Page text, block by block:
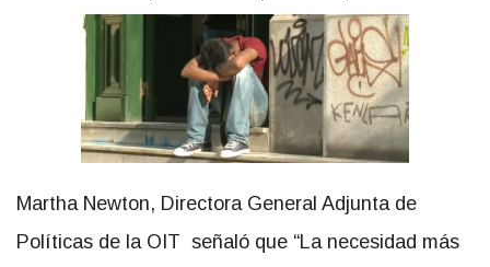
Martha Newton, Directora General Adjunta de
Políticas de la OIT señaló que “La necesidad más